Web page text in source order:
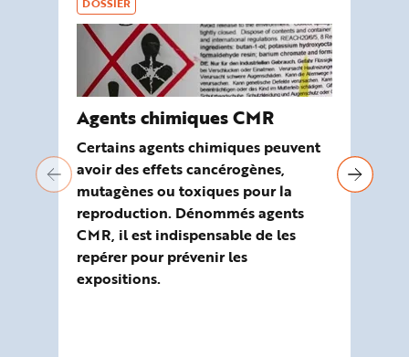
DOSSIER
Agents chimiques CMR
Certains agents chimiques peuvent
avoir des effets cancérogènes,
mutagènes ou toxiques pour la
reproduction. Dénommés agents
CMR, il est indispensable de les
repérer pour prévenir les
expositions.